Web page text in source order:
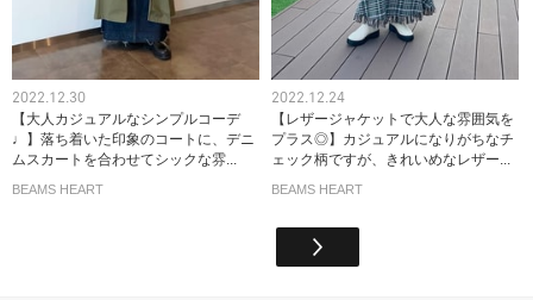
2022.12.30
【大人カジュアルなシンプルコーデ
♩】落ち着いた印象のコートに、デニ
ムスカートを合わせてシックな雰...
BEAMS HEART
2022.12.24
【レザージャケットで大人な雰囲気を
プラス◎】カジュアルになりがちなチ
ェック柄ですが、きれいめなレザー...
BEAMS HEART